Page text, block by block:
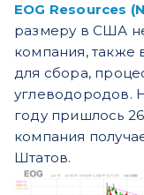
EOG Resources
размеру в США
компания, также
для сбора,
углеводородов.
году пришлось
компания
Штатов.